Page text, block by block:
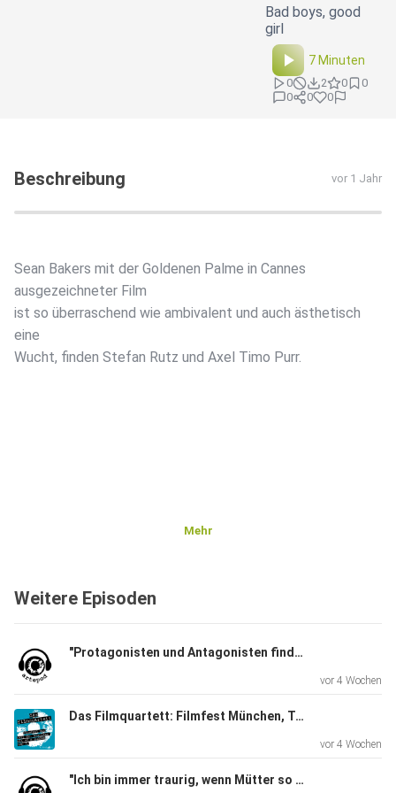
Bad boys, good
girl
7 Minuten
0 2 0
0
0
0 0
Beschreibung vor 1 Jahr
Sean Bakers mit der Goldenen Palme in Cannes
ausgezeichneter Film
ist so überraschend wie ambivalent und auch ästhetisch
eine
Wucht, finden Stefan Rutz und Axel Timo Purr.
Mehr
Weitere Episoden
"Protagonisten und Antagonisten finde ich langweilig"
vor 4 Wochen
Das Filmquartett: Filmfest München, Teil 03
vor 4 Wochen
"Ich bin immer traurig, wenn Mütter so einseitig verurteilt werden." Schauspielerin Corinna Harfouch und Regisseurin Pauline Roenneberg über Hilflosigkeit und Manipulation und ihre Zusammenarbeit in "Kalter Hund"